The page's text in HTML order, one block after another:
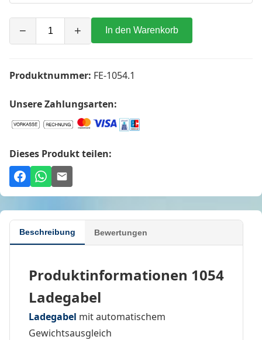
− + In den Warenkorb
Produktnummer: FE-1054.1
Unsere Zahlungsarten:
Dieses Produkt teilen:
Beschreibung Bewertungen
Produktinformationen 1054
Ladegabel
Ladegabel mit automatischem
Gewichtsausgleich